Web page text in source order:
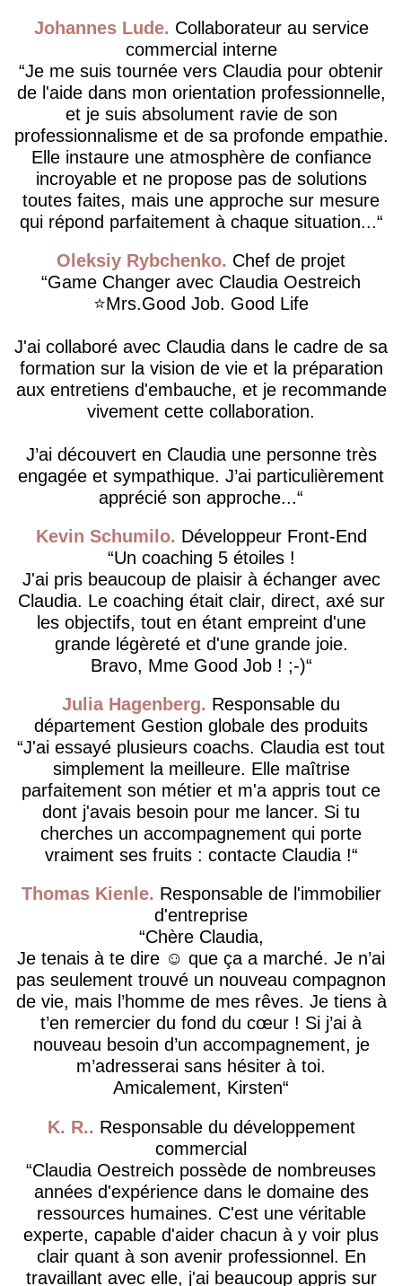
Johannes Lude
Collaborateur au service
commercial interne
​Je me suis tournée vers Claudia pour obtenir
de l'aide dans mon orientation professionnelle,
et je suis absolument ravie de son
professionnalisme et de sa profonde empathie.
Elle instaure une atmosphère de confiance
incroyable et ne propose pas de solutions
toutes faites, mais une approche sur mesure
qui répond parfaitement à chaque situation...
Oleksiy Rybchenko Chef de projet
Game Changer avec Claudia Oestreich
⭐️Mrs.Good Job. Good Life
J'ai collaboré avec Claudia dans le cadre de sa
formation sur la vision de vie et la préparation
aux entretiens d'embauche, et je recommande
vivement cette collaboration.
J’ai découvert en Claudia une personne très
engagée et sympathique. J’ai particulièrement
apprécié son approche...
Kevin Schumilo
Développeur Front-End
Un coaching 5 étoiles !
J'ai pris beaucoup de plaisir à échanger avec
Claudia. Le coaching était clair, direct, axé sur
les objectifs, tout en étant empreint d'une
grande légèreté et d'une grande joie.
Bravo, Mme Good Job ! ;-)
Julia Hagenberg
Responsable du
département Gestion globale des produits
J'ai essayé plusieurs coachs. Claudia est tout
simplement la meilleure. Elle maîtrise
parfaitement son métier et m'a appris tout ce
dont j'avais besoin pour me lancer. Si tu
cherches un accompagnement qui porte
vraiment ses fruits : contacte Claudia !
Thomas Kienle
Responsable de l'immobilier
d'entreprise
Chère Claudia,
Je tenais à te dire ☺️ que ça a marché. Je n’ai
pas seulement trouvé un nouveau compagnon
de vie, mais l’homme de mes rêves. Je tiens à
t’en remercier du fond du cœur ! Si j’ai à
nouveau besoin d’un accompagnement, je
m’adresserai sans hésiter à toi.
Amicalement, Kirsten
K. R.
Responsable du développement
commercial
Claudia Oestreich possède de nombreuses
années d'expérience dans le domaine des
ressources humaines. C'est une véritable
experte, capable d'aider chacun à y voir plus
clair quant à son avenir professionnel. En
travaillant avec elle, j'ai beaucoup appris sur